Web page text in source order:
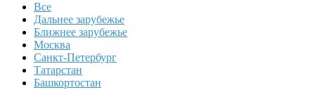
Все
Дальнее зарубежье
Ближнее зарубежье
Москва
Санкт-Петербург
Татарстан
Башкортостан